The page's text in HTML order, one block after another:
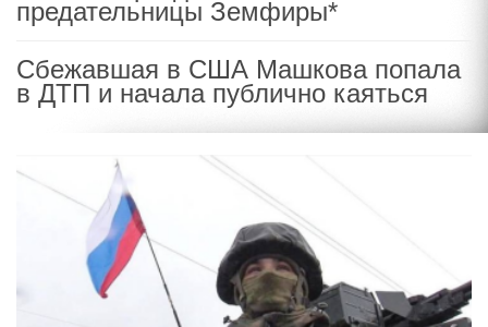
предательницы Земфиры*
Сбежавшая в США Машкова попала
в ДТП и начала публично каяться